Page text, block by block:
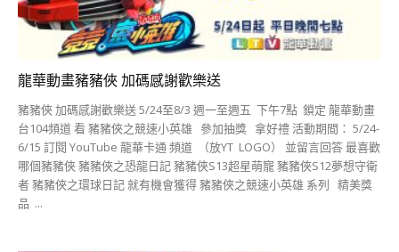
龍華動畫豬豬俠 加碼感謝歡樂送
豬豬俠 加碼感謝歡樂送 5/24至8/3 週一至週五 下午7點 鎖定 龍華動畫
台104頻道 看 豬豬俠之競速小英雄 參加抽獎 拿好禮 活動期間： 5/24-
6/15 訂閱 YouTube 龍華卡通 頻道 （放YT LOGO） 並留言回答 最喜歡
哪個豬豬俠 豬豬俠之恐龍日記 豬豬俠S13超星萌寵 豬豬俠S12夢想守衛
者 豬豬俠之環球日記 就有機會獲得 豬豬俠之競速小英雄 系列 精美獎
品 ...